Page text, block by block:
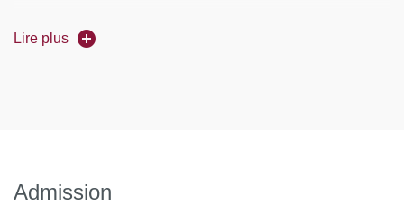
Pour les étudiants en situation de handicap vous pouvez
Lire plus
Admission